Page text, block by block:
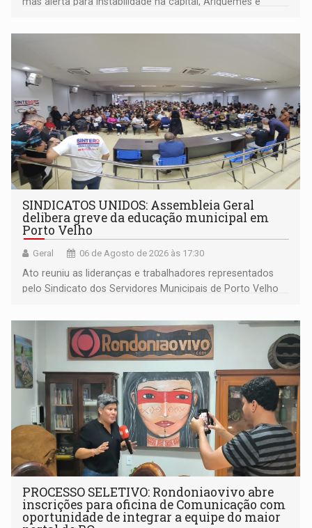
SINDICATOS UNIDOS: Assembleia Geral
delibera greve da educação municipal em
Porto Velho
Geral 06 de Agosto de 2026 às 17:30
Ato reuniu as lideranças e trabalhadores representados
pelo Sindicato dos Servidores Municipais de Porto Velho
PROCESSO SELETIVO: Rondoniaovivo abre
inscrições para oficina de Comunicação com
oportunidade de integrar a equipe do maior